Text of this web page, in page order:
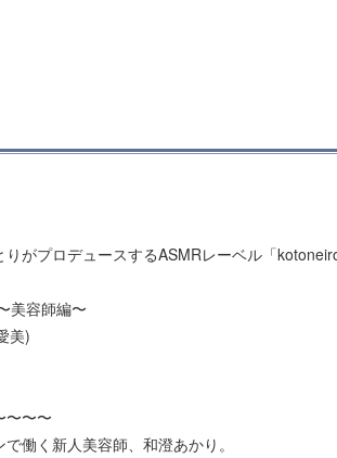
りがプロデュースするASMRレーベル「
美容師編〜
美)
〜〜〜
働く新人美容師、和澄あかり。